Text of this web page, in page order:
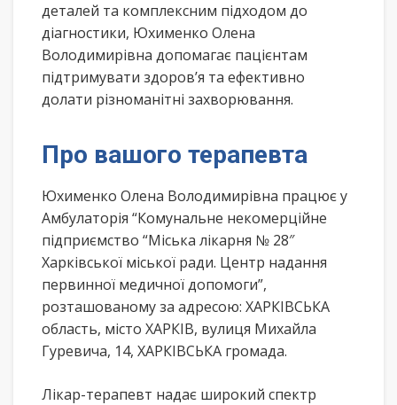
деталей та комплексним підходом до
діагностики, Юхименко Олена
Володимирівна допомагає пацієнтам
підтримувати здоров’я та ефективно
долати різноманітні захворювання.
Про вашого терапевта
Юхименко Олена Володимирівна працює у
Амбулаторія “Комунальне некомерційне
підприємство “Міська лікарня № 28″
Харківської міської ради. Центр надання
первинної медичної допомоги”,
розташованому за адресою: ХАРКІВСЬКА
область, місто ХАРКІВ, вулиця Михайла
Гуревича, 14, ХАРКІВСЬКА громада.
Лікар-терапевт надає широкий спектр